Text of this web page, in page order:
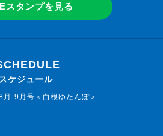
スタンプを見る
ケジュール
-9月号＜白根ゆたんぽ＞